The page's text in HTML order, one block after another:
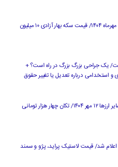
قیمت جدید طلا و سکه ۱۲ مهرماه ۱۴۰۴/ قیمت سکه بهار آزادی ۱۰ میلیون
یک جراحی بزرگ بزرگ در راه است؟ +
استخدامی درباره تعدیل یا تغییر حقوق
قیمت جدید دلار، یورو و سایر ارزها ۱۲ مهر ۱۴۰۴/ تکان چهار هزار تومانی
شد/ قیمت لاستیک پراید، پژو و سمند